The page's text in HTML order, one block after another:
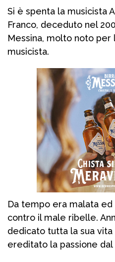
Si è spenta la musicista
Franco, deceduto nel
Messina, molto noto per
musicista.
Da tempo era malata
contro il male ribelle.
dedicato tutta la sua vita
ereditato la passione dal